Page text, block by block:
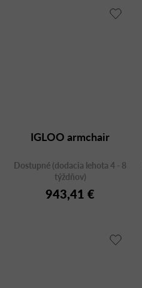
IGLOO armchair
Dostupné (dodacia lehota 4 - 8
týždňov)
943,41 €